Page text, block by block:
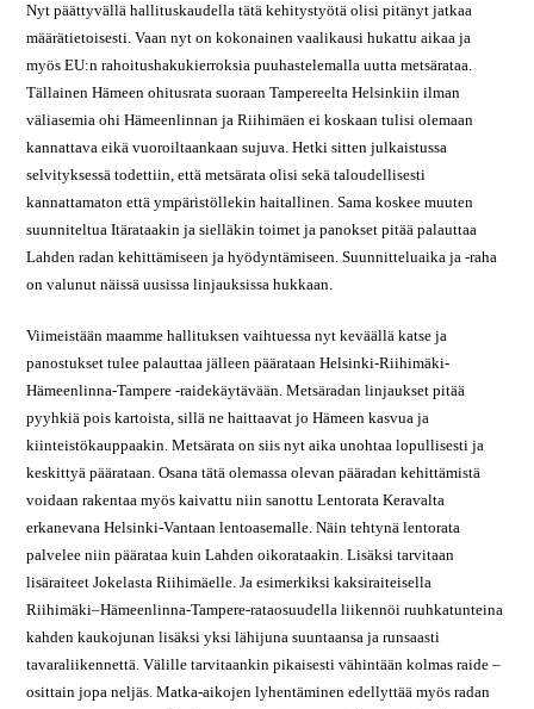
Nyt päättyvällä hallituskaudella tätä kehitystyötä olisi pitänyt jatkaa
määrätietoisesti. Vaan nyt on kokonainen vaalikausi hukattu aikaa ja
myös EU:n rahoitushakukierroksia puuhastelemalla uutta metsärataa.
Tällainen Hämeen ohitusrata suoraan Tampereelta Helsinkiin ilman
väliasemia ohi Hämeenlinnan ja Riihimäen ei koskaan tulisi olemaan
kannattava eikä vuoroiltaankaan sujuva. Hetki sitten julkaistussa
selvityksessä todettiin, että metsärata olisi sekä taloudellisesti
kannattamaton että ympäristöllekin haitallinen. Sama koskee muuten
suunniteltua Itärataakin ja sielläkin toimet ja panokset pitää palauttaa
Lahden radan kehittämiseen ja hyödyntämiseen. Suunnitteluaika ja -raha
on valunut näissä uusissa linjauksissa hukkaan.
Viimeistään maamme hallituksen vaihtuessa nyt keväällä katse ja
panostukset tulee palauttaa jälleen päärataan Helsinki-Riihimäki-
Hämeenlinna-Tampere -raidekäytävään. Metsäradan linjaukset pitää
pyyhkiä pois kartoista, sillä ne haittaavat jo Hämeen kasvua ja
kiinteistökauppaakin. Metsärata on siis nyt aika unohtaa lopullisesti ja
keskittyä päärataan. Osana tätä olemassa olevan pääradan kehittämistä
voidaan rakentaa myös kaivattu niin sanottu Lentorata Keravalta
erkanevana Helsinki-Vantaan lentoasemalle. Näin tehtynä lentorata
palvelee niin päärataa kuin Lahden oikorataakin. Lisäksi tarvitaan
lisäraiteet Jokelasta Riihimäelle. Ja esimerkiksi kaksiraiteisella
Riihimäki–Hämeenlinna-Tampere-rataosuudella liikennöi ruuhkatunteina
kahden kaukojunan lisäksi yksi lähijuna suuntaansa ja runsaasti
tavaraliikennettä. Välille tarvitaankin pikaisesti vähintään kolmas raide –
osittain jopa neljäs. Matka-aikojen lyhentäminen edellyttää myös radan